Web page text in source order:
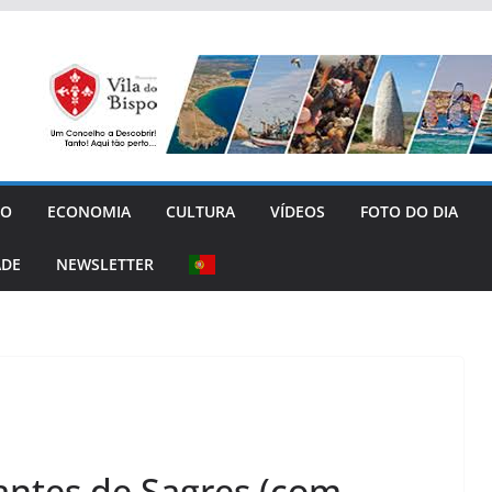
ECONOMIA CULTURA VÍDEOS FOTO DO DIA
NEWSLETTER